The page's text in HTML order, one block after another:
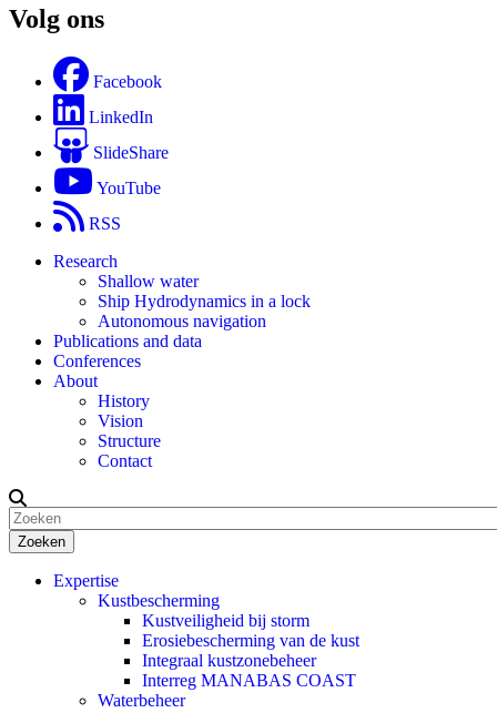
Volg ons
Facebook
LinkedIn
SlideShare
YouTube
RSS
Research
Shallow water
Ship Hydrodynamics in a lock
Autonomous navigation
Publications and data
Conferences
About
History
Vision
Structure
Contact
Zoeken
Expertise
Kustbescherming
Kustveiligheid bij storm
Erosiebescherming van de kust
Integraal kustzonebeheer
Interreg MANABAS COAST
Waterbeheer